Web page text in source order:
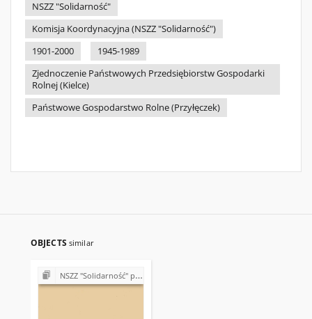
NSZZ "Solidarność"
Komisja Koordynacyjna (NSZZ "Solidarność")
1901-2000
1945-1989
Zjednoczenie Państwowych Przedsiębiorstw Gospodarki
Rolnej (Kielce)
Państwowe Gospodarstwo Rolne (Przyłęczek)
OBJECTS similar
NSZZ "Solidarność" przy Państwowym Gospodarstwie Rolnym w Przyłęczku